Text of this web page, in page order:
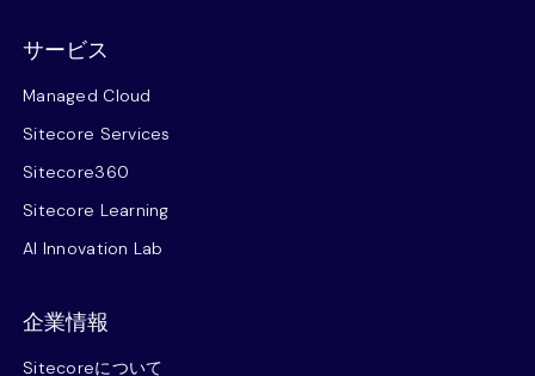
サービス
Managed Cloud
Sitecore Services
Sitecore360
Sitecore Learning
AI Innovation Lab
企業情報
Sitecoreについて